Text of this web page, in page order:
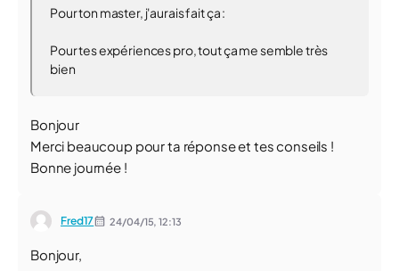
Pour ton master, j'aurais fait ça :
Pour tes expériences pro, tout ça me semble très
bien
Bonjour
Merci beaucoup pour ta réponse et tes conseils !
Bonne journée !
Fred17 24/04/15,12:13
Bonjour,